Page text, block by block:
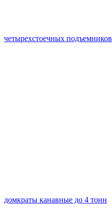
четырехстоечных подъемников
домкраты канавные до 4 тонн